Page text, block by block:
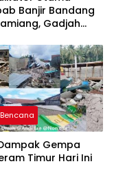
Banjir Bandang
Gadjah
Gempa
Timur Hari Ini